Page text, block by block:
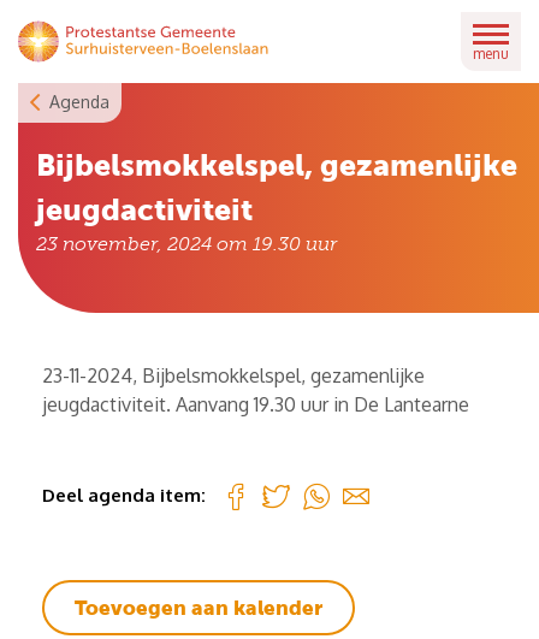
Skip
to
menu
Agenda
Bijbelsmokkelspel, gezamenlijke
jeugdactiviteit
23 november, 2024 om 19.30 uur
23-11-2024, Bijbelsmokkelspel, gezamenlijke
jeugdactiviteit. Aanvang 19.30 uur in De Lantearne
Deel agenda item:
Toevoegen aan kalender